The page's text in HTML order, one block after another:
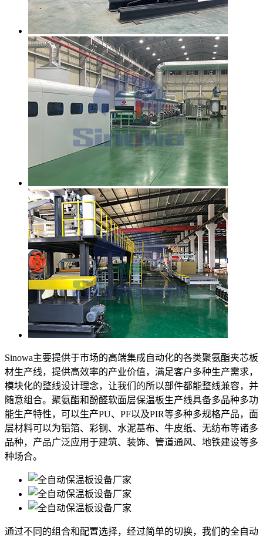
Sinowa主要提供于市场的高端集成自动化的各类聚氨酯夹芯板
材生产线，提供高效率的产业价值，满足客户多种生产需求，
模块化的整线设计理念，让我们的所以部件都能整线兼容，并
随意组合。聚氨酯和酚醛软面层保温板生产线具备多品种多功
能生产特性，可以生产PU、PF以及PIR等多种多规格产品，面
层材料可以为铝箔、彩钢、水泥基布、牛皮纸、无纺布等诸多
品种，产品广泛应用于建筑、装饰、管道通风、地铁建设等多
种场合。
通过不同的组合和配置选择，经过简单的切换，我们的全自动